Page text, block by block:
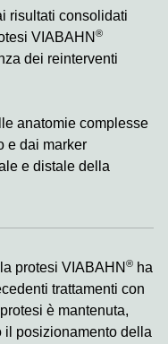
risultati consolidati
VIABAHN ®
dei reinterventi
anatomie complesse
e dai marker
e distale della
protesi VIABAHN ® ha
trattamenti con
è mantenuta,
il posizionamento della